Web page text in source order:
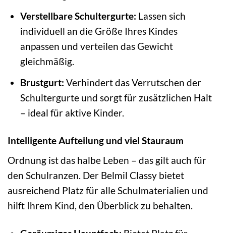
Verstellbare Schultergurte: Lassen sich
individuell an die Größe Ihres Kindes
anpassen und verteilen das Gewicht
gleichmäßig.
Brustgurt: Verhindert das Verrutschen der
Schultergurte und sorgt für zusätzlichen Halt
– ideal für aktive Kinder.
Intelligente Aufteilung und viel Stauraum
Ordnung ist das halbe Leben – das gilt auch für
den Schulranzen. Der Belmil Classy bietet
ausreichend Platz für alle Schulmaterialien und
hilft Ihrem Kind, den Überblick zu behalten.